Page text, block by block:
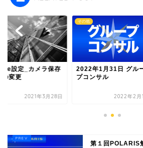
設定_カメラ保存
の変更
2021年3月28日
その他
2022年1月31日 グル
プコンサル
2022年2月
第１回POLARIS